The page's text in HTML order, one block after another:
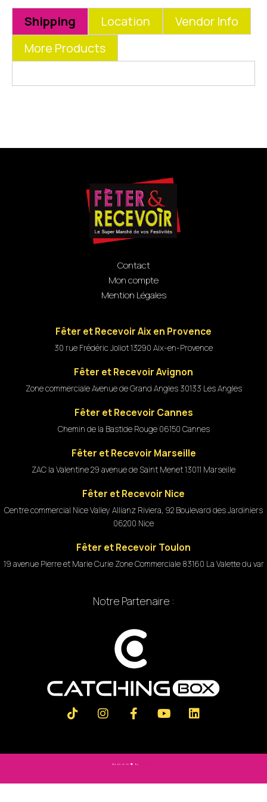
Shipping Location
Vendor Info
More Products
Contact
Mon compte
Mention Légales
Fêter et Recevoir Aix en Provence
30 rue Frédéric Joliot 13290 Aix-en-Provence
Fêter et Recevoir Avignon
Zone commerciale Avenue de Grand Angles 30133 Les Angles
Fêter et Recevoir Cannes
Chemin de la Bastide Rouge 06150 Cannes
Fêter et Recevoir Marseille
ZAC la Valentine 29 avenue de Saint Menet 13011 Marseille
Fêter et Recevoir Nice
Centre commercial Nice Valley Allianz Riviera, 92 Boulevard des Jardiniers
06200 Nice
Fêter et Recevoir Toulon
19 avenue Pierre et Marie Curie Zone Commerciale 83160 La Valette du var
Notre Partenaire :
Made with by